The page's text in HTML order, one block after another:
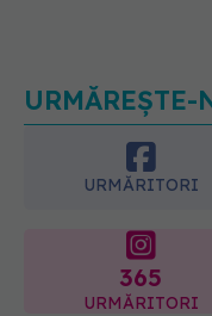
URMĂREȘTE-
URMĂRITORI
365
URMĂRITORI